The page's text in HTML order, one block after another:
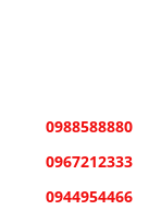
0988588880
0967212333
0944954466